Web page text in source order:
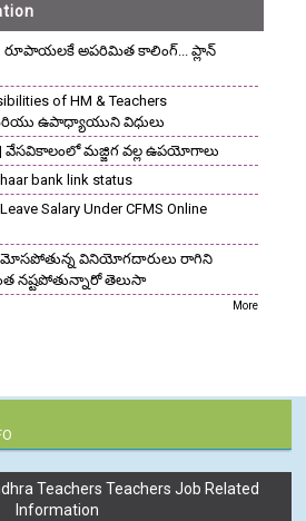
రూపాయలకే అపరిమిత కాలింగ్... ప్లాన్
of HM & Teachers
ఉపాధ్యాయుని విధులు
| వేసవికాలంలో మజ్జిగ వల్ల ఉపయోగాలు
bank link status
Salary Under CFMS Online
మోసపోతున్న వినియోగదారులు రాగిని
నష్టపోతున్నారో తెలుసా
More
Teachers Teachers Job Related
Information